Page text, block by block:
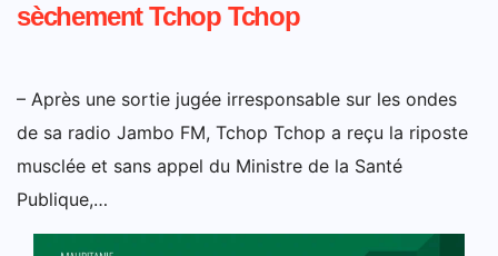
sèchement Tchop Tchop
– Après une sortie jugée irresponsable sur les ondes
de sa radio Jambo FM, Tchop Tchop a reçu la riposte
musclée et sans appel du Ministre de la Santé
Publique,…